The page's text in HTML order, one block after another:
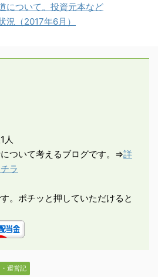
について。投資元本など
況（2017年6月）
人
ついて考えるブログです。⇒詳
ラ
。ポチッと押していただけると
運営記